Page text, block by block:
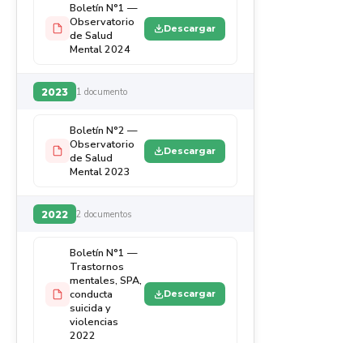
Boletín N°1 —
Observatorio
de Salud
Mental 2024
Descargar
2023 1 documento
Boletín N°2 —
Observatorio
de Salud
Mental 2023
Descargar
2022 2 documentos
Boletín N°1 —
Trastornos
mentales, SPA,
conducta
suicida y
violencias
2022
Descargar